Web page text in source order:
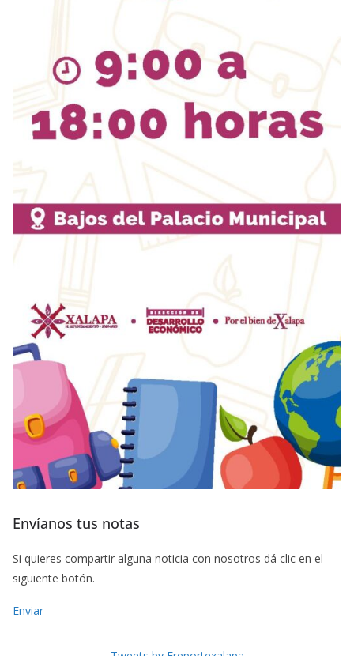
Envíanos tus notas
Si quieres compartir alguna noticia con nosotros dá clic en el
siguiente botón.
Enviar